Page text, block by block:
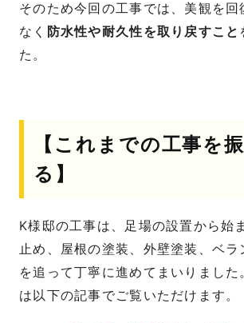
そのため今回の工事では、美観を回
なく 防水性や耐久性を取り戻すこと
た。
【これまでの工事を
る】
K様邸の工事は、足場の設置から始
止め、屋根の塗装、外壁塗装、ベラ
を追って丁寧に進めてまいりました
は以下の記事でご覧いただけます。